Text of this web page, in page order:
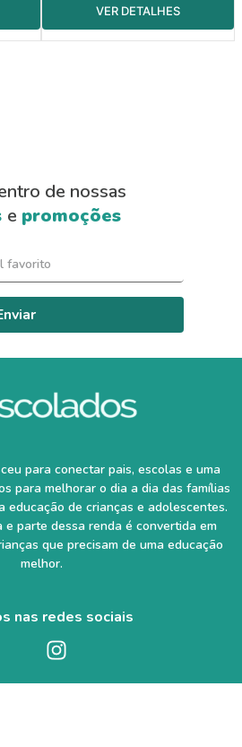
de nossas
e promoções
para conectar pais, escolas e uma
para melhorar o dia a dia das famílias
educação de crianças e adolescentes.
e parte dessa renda é convertida em
que precisam de uma educação
melhor.
nas redes sociais